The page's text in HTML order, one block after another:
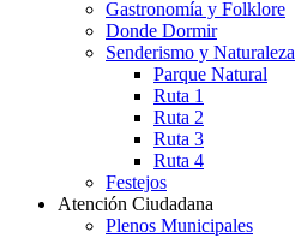
Gastronomía y Folklore
Donde Dormir
Senderismo y Naturaleza
Parque Natural
Ruta 1
Ruta 2
Ruta 3
Ruta 4
Festejos
Atención Ciudadana
Plenos Municipales